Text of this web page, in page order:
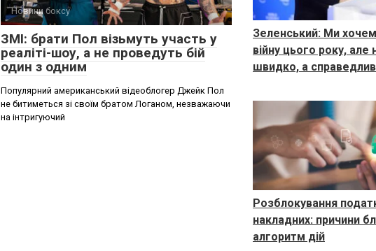
Новини боксу
ЗМІ: брати Пол візьмуть участь у
реаліті-шоу, а не проведуть бій
один з одним
Популярний американський відеоблогер Джейк Пол
не битиметься зі своїм братом Логаном, незважаючи
на інтригуючий
Зеленський: Ми
війну цього року, але
швидко, а
Розблокування
накладних: причини
алгоритм дій